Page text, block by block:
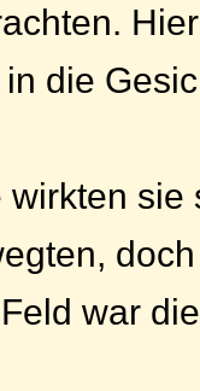
die
sie
war